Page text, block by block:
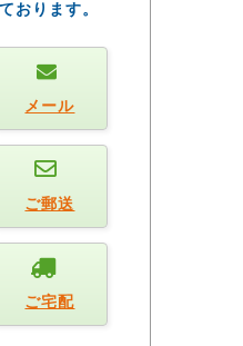
おります。
メール
ご郵送
ご宅配